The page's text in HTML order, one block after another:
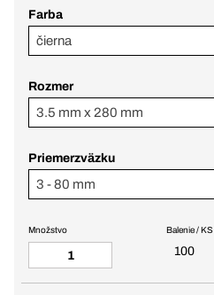
Farba
čierna
Rozmer
3.5 mm x 280 mm
Priemerzväzku
3 - 80 mm
Balenie / KS
100
Množstvo